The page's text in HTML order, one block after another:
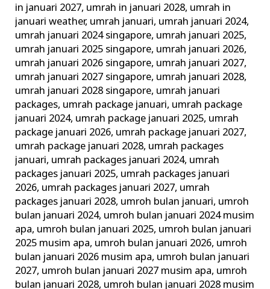
in januari 2027, umrah in januari 2028, umrah in
januari weather, umrah januari, umrah januari 2024,
umrah januari 2024 singapore, umrah januari 2025,
umrah januari 2025 singapore, umrah januari 2026,
umrah januari 2026 singapore, umrah januari 2027,
umrah januari 2027 singapore, umrah januari 2028,
umrah januari 2028 singapore, umrah januari
packages, umrah package januari, umrah package
januari 2024, umrah package januari 2025, umrah
package januari 2026, umrah package januari 2027,
umrah package januari 2028, umrah packages
januari, umrah packages januari 2024, umrah
packages januari 2025, umrah packages januari
2026, umrah packages januari 2027, umrah
packages januari 2028, umroh bulan januari, umroh
bulan januari 2024, umroh bulan januari 2024 musim
apa, umroh bulan januari 2025, umroh bulan januari
2025 musim apa, umroh bulan januari 2026, umroh
bulan januari 2026 musim apa, umroh bulan januari
2027, umroh bulan januari 2027 musim apa, umroh
bulan januari 2028, umroh bulan januari 2028 musim